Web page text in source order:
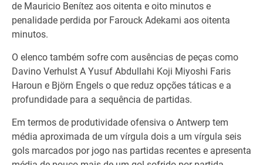
de Mauricio Benítez aos oitenta e oito minutos e
penalidade perdida por Farouck Adekami aos oitenta
minutos.
O elenco também sofre com ausências de peças como
Davino Verhulst A Yusuf Abdullahi Koji Miyoshi Faris
Haroun e Björn Engels o que reduz opções táticas e a
profundidade para a sequência de partidas.
Em termos de produtividade ofensiva o Antwerp tem
média aproximada de um vírgula dois a um vírgula seis
gols marcados por jogo nas partidas recentes e apresenta